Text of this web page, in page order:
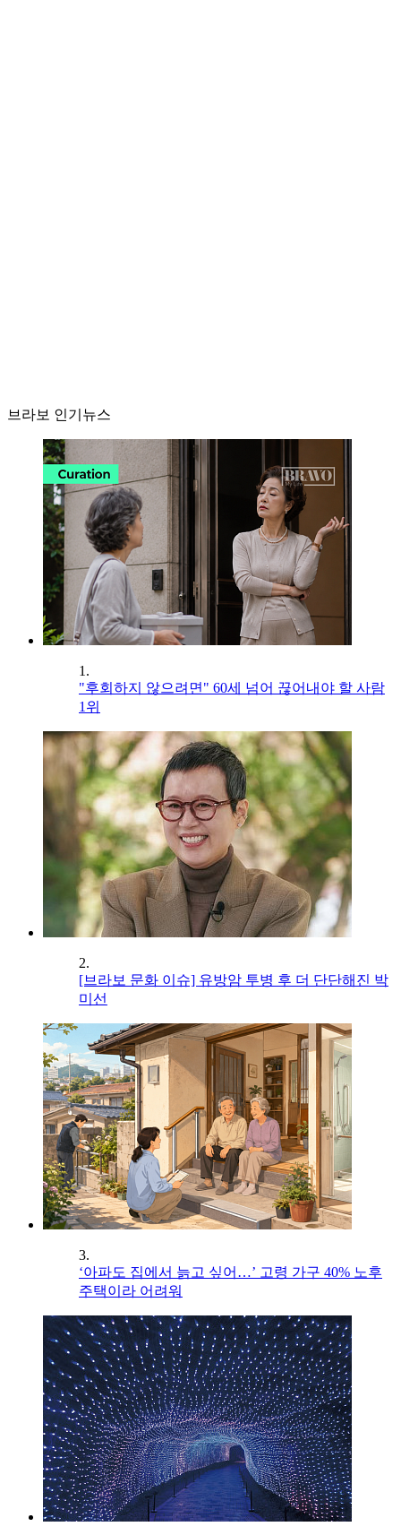
브라보 인기뉴스
1.
"후회하지 않으려면" 60세 넘어 끊어내야 할 사람
1위
2.
[브라보 문화 이슈] 유방암 투병 후 더 단단해진 박
미선
3.
‘아파도 집에서 늙고 싶어…’ 고령 가구 40% 노후
주택이라 어려워